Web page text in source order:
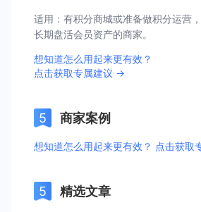
适用：有积分商城或准备做积分运营
长期盘活会员资产的商家。
想知道怎么用起来更有效？
点击获取专属建议 →
商家案例
想知道怎么用起来更有效？ 点击获取
精选文章